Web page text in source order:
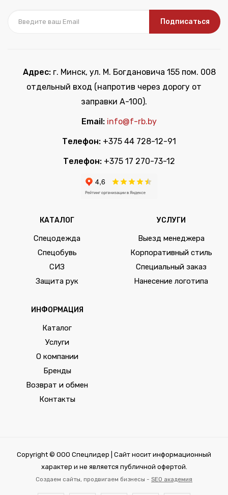
Подписаться
Адрес:г. Минск, ул. М. Богдановича 155 пом. 008
отдельный вход (напротив через дорогу от
заправки А-100).
Email: info@f-rb.by
Телефон: +375 44 728-12-91
Телефон: +375 17 270-73-12
КАТАЛОГ
Спецодежда
Спецобувь
СИЗ
Защита рук
УСЛУГИ
Выезд менеджера
Корпоративный стиль
Специальный заказ
Нанесение логотипа
ИНФОРМАЦИЯ
Каталог
Услуги
О компании
Бренды
Возврат и обмен
Контакты
Copyright © ООО Спецлидер | Сайт носит информационный
характер и не является публичной офертой.
Создаем сайты, продвигаем бизнесы - SEO академия